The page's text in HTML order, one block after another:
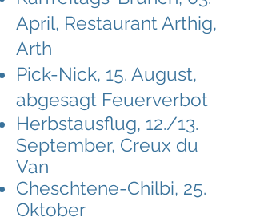
April, Restaurant Arthig,
Arth
Pick-Nick, 15. August,
abgesagt Feuerverbot
Herbstausflug, 12./13.
September, Creux du
Van
Cheschtene-Chilbi, 25.
Oktober